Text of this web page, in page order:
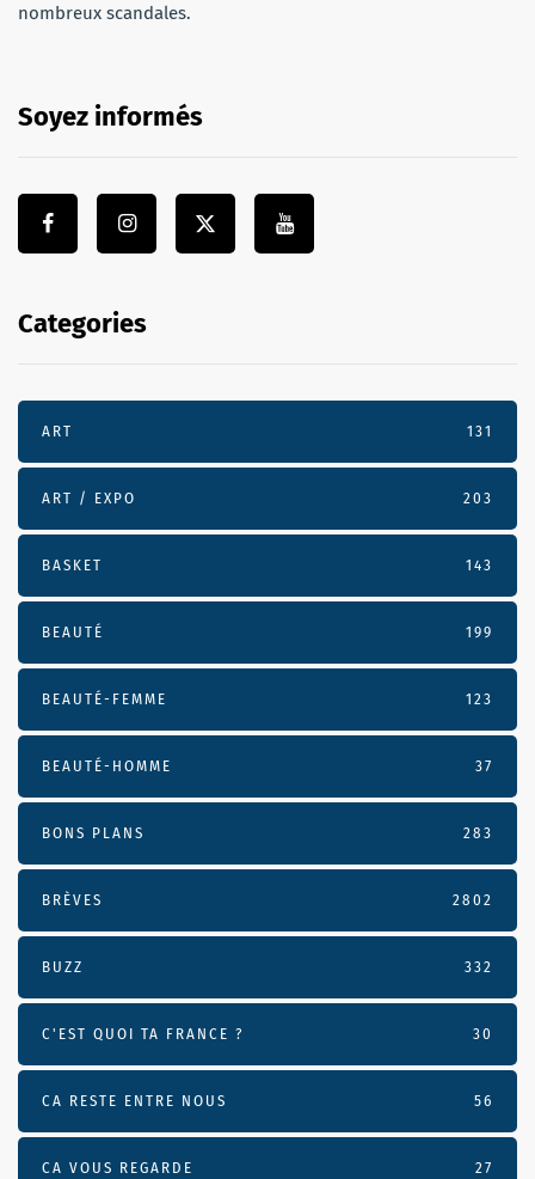
nombreux scandales.
Soyez informés
Categories
ART 131
ART / EXPO 203
BASKET 143
BEAUTÉ 199
BEAUTÉ-FEMME 123
BEAUTÉ-HOMME 37
BONS PLANS 283
BRÈVES 2802
BUZZ 332
C'EST QUOI TA FRANCE ? 30
CA RESTE ENTRE NOUS 56
CA VOUS REGARDE 27